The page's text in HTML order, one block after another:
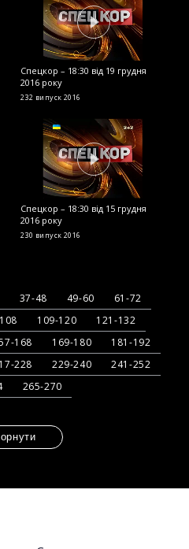
Спецкор – 18:30 від 19 грудня
2016 року
232 випуск 2016
Спецкор – 18:30 від 15 грудня
2016 року
230 випуск 2016
37-48 49-60
61-72
109-120
121-132
168 169-180
181-192
228 229-240
241-252
265-270